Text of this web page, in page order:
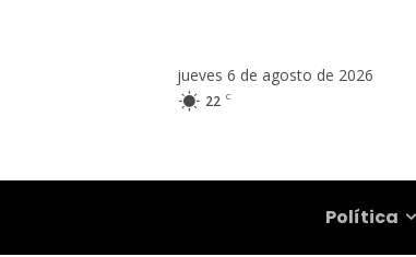
jueves 6 de agosto de 2026
22 C
Política